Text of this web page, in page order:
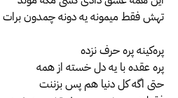
تهش فقط‌ میمونه یه دونه چمدون برات
پره‌کینه پره حرف نزده
پره عقده با یه دل خسته از همه
حتی اگه کل دنیا هم پس بزننت